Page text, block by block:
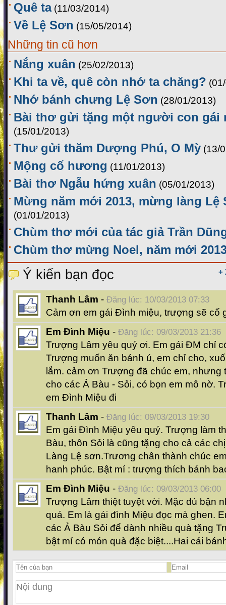
Quê ta (11/03/2014)
Về Lệ Sơn (15/05/2014)
Những tin cũ hơn
Nắng xuân (25/02/2013)
Khi ta về, quê còn nhớ ta chăng?
Nhớ bánh chưng Lệ Sơn (28/01/2013)
Bài thơ gửi tặng một người con gái
(15/01/2013)
Thư gửi thăm Dượng Phú, O Mỳ (13/
Mộng cố hương (11/01/2013)
Bài thơ Ngẫu hứng xuân (05/01/2013)
Mừng năm mới 2013, mừng làng Lệ
(01/01/2013)
Chùm thơ mới của tác giả Trần
Chùm thơ mừng Noel, năm mới
+
Ý kiến bạn đọc
Thanh Lâm - Đăng lúc: 10/03/2013 07:33
Cảm ơn em gái Đình miệu, trượng sẽ cố
Em Đình Miệu - Đăng lúc: 09/03/2013 21:36
Trượng Lâm yêu quý ơi. Em gái ĐM chỉ
Trượng muốn ăn bánh ú, em chỉ cho,
lắm. cảm ơn Trượng đã chúc em, nhưng
cho các Ả Bàu - Sỏi, có bọn em mô nờ.
em Đình Miệu đi
Thanh Lâm - Đăng lúc: 09/03/2013 19:30
Em gái Đình Miệu yêu quý. Trượng làm
Bàu, thôn Sỏi là cũng tặng cho cả các
Làng Lệ sơn.Trương chân thành chúc
hanh phúc. Bật mí : trượng thích bánh
Em Đình Miệu - Đăng lúc: 09/03/2013 06:00
Trượng Lâm thiệt tuyệt vời. Mặc dù bận
quá. Em là gái đình Miệu đọc mà ghen.
các Ả Bàu Sỏi để dành nhiều quà tặng
bật mí có món quà đặc biệt....Hai cái